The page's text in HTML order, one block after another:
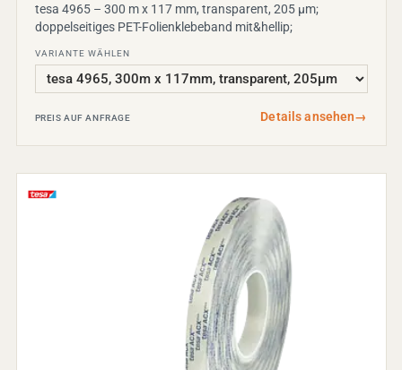
tesa 4965 – 300 m x 117 mm, transparent, 205 µm;
doppelseitiges PET-Folienklebeband mit&hellip;
VARIANTE WÄHLEN
PREIS AUF ANFRAGE Details ansehen→